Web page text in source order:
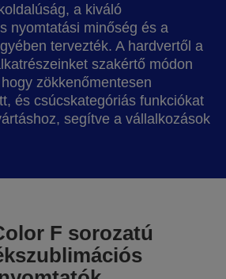
a kiváló
nyomtatási minőség és a
tervezték. A hardvertől a
szakértő módon
zökkenőmentesen
és csúcskategóriás funkciókat
segítve a vállalkozások
F sorozatú